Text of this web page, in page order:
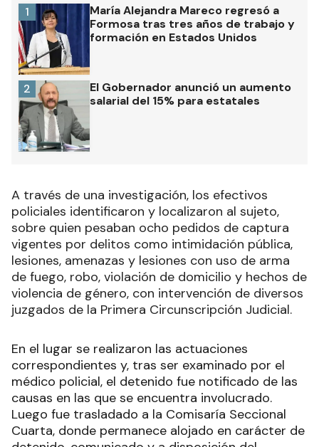
María Alejandra Mareco regresó a
Formosa tras tres años de trabajo y
formación en Estados Unidos
1
El Gobernador anunció un aumento
salarial del 15% para estatales
2
A través de una investigación, los efectivos
policiales identificaron y localizaron al sujeto,
sobre quien pesaban ocho pedidos de captura
vigentes por delitos como intimidación pública,
lesiones, amenazas y lesiones con uso de arma
de fuego, robo, violación de domicilio y hechos de
violencia de género, con intervención de diversos
juzgados de la Primera Circunscripción Judicial.
En el lugar se realizaron las actuaciones
correspondientes y, tras ser examinado por el
médico policial, el detenido fue notificado de las
causas en las que se encuentra involucrado.
Luego fue trasladado a la Comisaría Seccional
Cuarta, donde permanece alojado en carácter de